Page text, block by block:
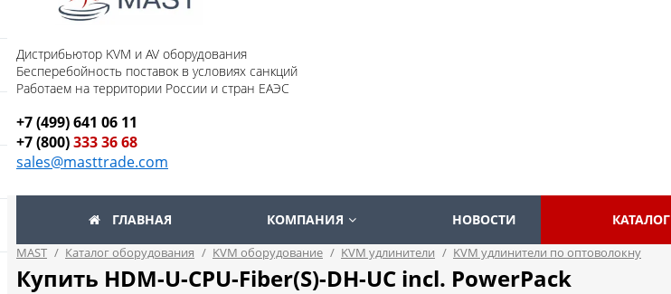
Дистрибьютор KVM и AV оборудования
Бесперебойность поставок в условиях санкций
Работаем на территории России и стран ЕАЭС
+7 (499) 641 06 11
+7 (800)333 36 68
sales@masttrade.com
ГЛАВНАЯ КОМПАНИЯ НОВОСТИ КАТАЛОГ
MAST / Каталог оборудования / KVM оборудование / KVM удлинители / KVM удлинители по оптоволокну
Купить HDM-U-CPU-Fiber(S)-DH-UC incl. PowerPack